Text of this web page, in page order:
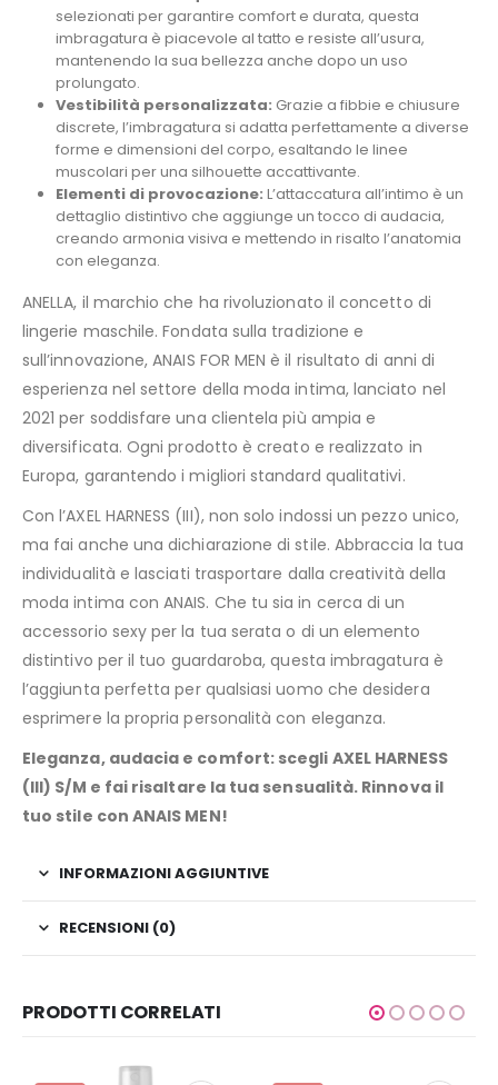
selezionati per garantire comfort e durata, questa
imbragatura è piacevole al tatto e resiste all’usura,
mantenendo la sua bellezza anche dopo un uso
prolungato.
Vestibilità personalizzata: Grazie a fibbie e chiusure
discrete, l’imbragatura si adatta perfettamente a diverse
forme e dimensioni del corpo, esaltando le linee
muscolari per una silhouette accattivante.
Elementi di provocazione: L’attaccatura all’intimo è un
dettaglio distintivo che aggiunge un tocco di audacia,
creando armonia visiva e mettendo in risalto l’anatomia
con eleganza.
ANELLA, il marchio che ha rivoluzionato il concetto di
lingerie maschile. Fondata sulla tradizione e
sull’innovazione, ANAIS FOR MEN è il risultato di anni di
esperienza nel settore della moda intima, lanciato nel
2021 per soddisfare una clientela più ampia e
diversificata. Ogni prodotto è creato e realizzato in
Europa, garantendo i migliori standard qualitativi.
Con l’AXEL HARNESS (III), non solo indossi un pezzo unico,
ma fai anche una dichiarazione di stile. Abbraccia la tua
individualità e lasciati trasportare dalla creatività della
moda intima con ANAIS. Che tu sia in cerca di un
accessorio sexy per la tua serata o di un elemento
distintivo per il tuo guardaroba, questa imbragatura è
l’aggiunta perfetta per qualsiasi uomo che desidera
esprimere la propria personalità con eleganza.
Eleganza, audacia e comfort: scegli AXEL HARNESS
(III) S/M e fai risaltare la tua sensualità. Rinnova il
tuo stile con ANAIS MEN!
INFORMAZIONI AGGIUNTIVE
RECENSIONI (0)
PRODOTTI CORRELATI